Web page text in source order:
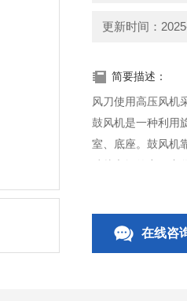
更新时间：
简要描述：
风刀使用高压风机
鼓风机是一种利用
室、底座。鼓风机
叶片之间的容积变
在线咨